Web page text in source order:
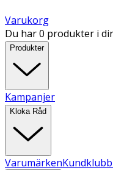
Varukorg
Du har 0 produkter i
Produkter
Kampanjer
Kloka Råd
VarumärkenKundklubb